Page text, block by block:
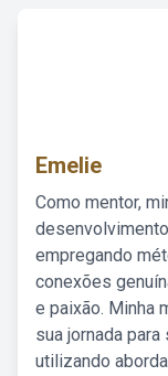
Emelie
Como mentor,
empregando
conexões
e paixão. Minha
sua jornada
utilizando